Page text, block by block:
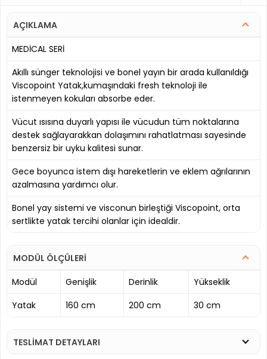
AÇIKLAMA
MEDİCAL SERİ
Akıllı sünger teknolojisi ve bonel yayın bir arada kullanıldığı
Viscopoint Yatak,kumaşındaki fresh teknoloji ile
istenmeyen kokuları absorbe eder.
Vücut ısısına duyarlı yapısı ile vücudun tüm noktalarına
destek sağlayarakkan dolaşımını rahatlatması sayesinde
benzersiz bir uyku kalitesi sunar.
Gece boyunca istem dışı hareketlerin ve eklem ağrılarının
azalmasına yardımcı olur.
Bonel yay sistemi ve visconun birleştiği Viscopoint, orta
sertlikte yatak tercihi olanlar için idealdir.
MODÜL ÖLÇÜLERİ
Modül
Genişlik Derinlik
Yükseklik
Yatak
160 cm 200 cm 30 cm
TESLİMAT DETAYLARI